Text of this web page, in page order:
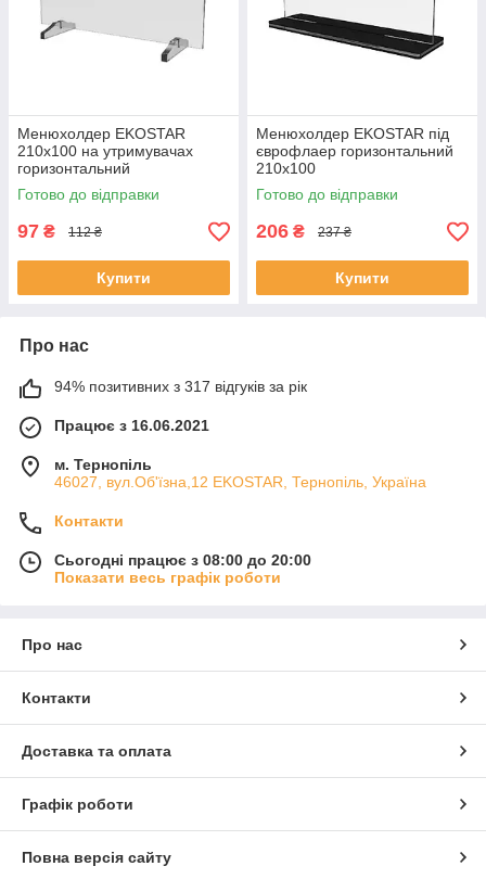
Менюхолдер EKOSTAR
210х100 на утримувачах
горизонтальний
Готово до відправки
97 ₴ 112 ₴
Купити
Менюхолдер EKOSTAR під
єврофлаер горизонтальний
210х100
Готово до відправки
206 ₴ 237 ₴
Купити
Про нас
94% позитивних з 317 відгуків за рік
Працює з 16.06.2021
м. Тернопіль
46027, вул.Об'їзна,12 EKOSTAR, Тернопіль, Україна
Контакти
Сьогодні працює з 08:00 до 20:00
Показати весь графік роботи
Про нас
Контакти
Доставка та оплата
Графік роботи
Повна версія сайту